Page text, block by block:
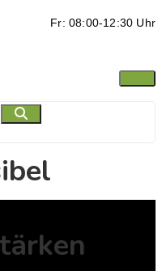
Fr: 08:00-12:30 Uhr